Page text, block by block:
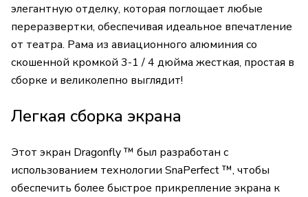
элегантную отделку, которая поглощает любые
переразвертки, обеспечивая идеальное впечатление
от театра. Рама из авиационного алюминия со
скошенной кромкой 3-1 / 4 дюйма жесткая, простая в
сборке и великолепно выглядит!
Легкая сборка экрана
Этот экран Dragonfly ™ был разработан с
использованием технологии SnaPerfect ™, чтобы
обеспечить более быстрое прикрепление экрана к